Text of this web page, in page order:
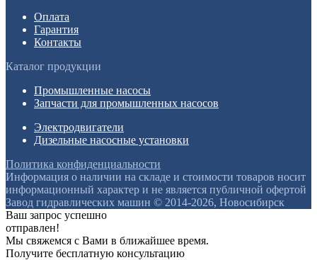
Оплата
Гарантия
Контакты
Каталог продукции
Промышленные насосы
Запчасти для промышленных насосов
Электродвигатели
Дизельные насосные установки
Политика конфиденциальности
Информация о наличии на складе и стоимости товаров носит
информационный характер и не является публичной офертой
Завод гидравлических машин © 2014-2026, Новосибирск
Ваш запрос успешно
отправлен!
Мы свяжемся с Вами в ближайшее время.
Получите бесплатную консультацию